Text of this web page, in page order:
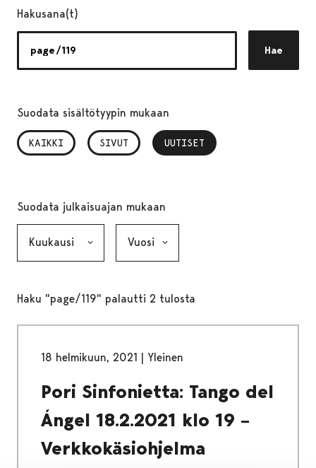
Hakusana(t)
Hae
Suodata sisältötyypin mukaan
KAIKKI SIVUT UUTISET
, VALITTU
Suodata julkaisuajan mukaan
Haku "page/119" palautti 2 tulosta
18 helmikuun, 2021 | Yleinen
Pori Sinfonietta: Tango del
Ángel 18.2.2021 klo 19 –
Verkkokäsiohjelma